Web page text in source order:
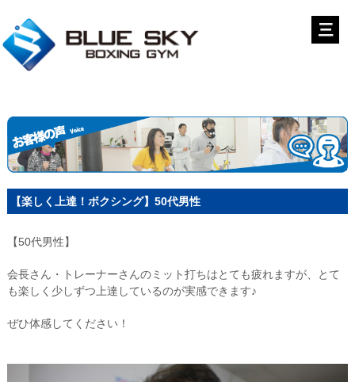
【楽しく上達！ボクシング】50代男性
【50代男性】
会長さん・トレーナーさんのミット打ちはとても疲れますが、とて
も楽しく少しずつ上達しているのが実感できます♪
ぜひ体感してください！